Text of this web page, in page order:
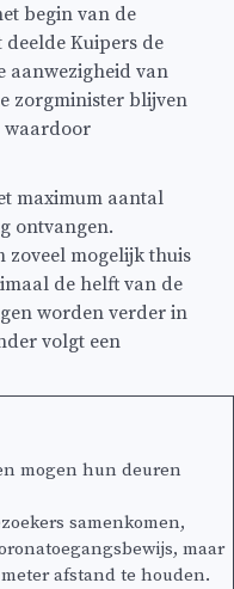
begin van de
Kuipers de
aanwezigheid van
zorgminister blijven
waardoor
maximum aantal
ontvangen.
zoveel mogelijk thuis
de helft van de
worden verder in
volgt een
mogen hun deuren
samenkomen,
maar
afstand te houden.